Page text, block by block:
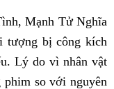
Mạnh Tử Nghĩa
tượng bị công kích
Lý do vì nhân vật
phim so với nguyên